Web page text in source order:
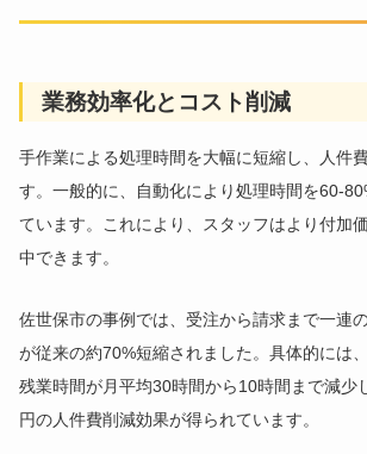
業務効率化とコスト削減
手作業による処理時間を大幅に短縮し、人件
す。一般的に、自動化により処理時間を60-
ています。これにより、スタッフはより付加
中できます。
佐世保市の事例では、受注から請求まで一連
が従来の約70%短縮されました。具体的には
残業時間が月平均30時間から10時間まで減少
円の人件費削減効果が得られています。